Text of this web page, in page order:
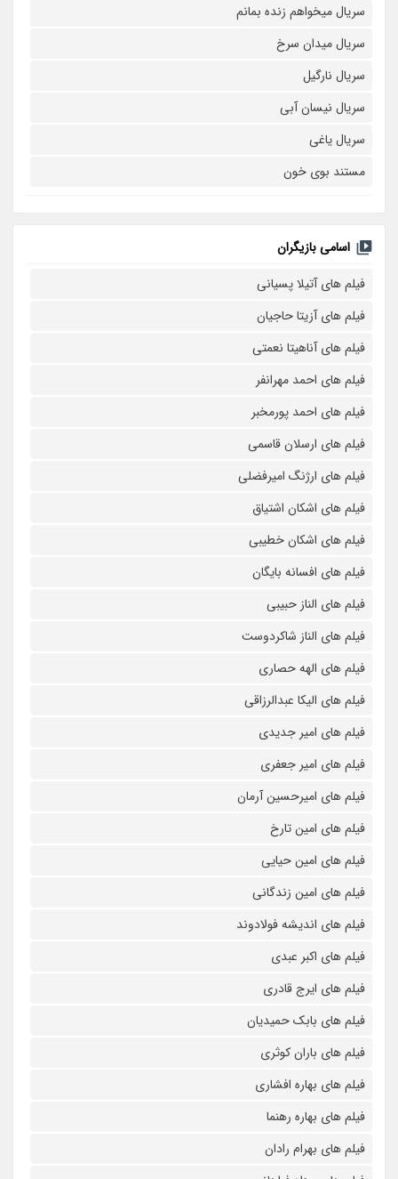
سریال میخواهم زنده بمانم
سریال میدان سرخ
سریال نارگیل
سریال نیسان آبی
سریال یاغی
مستند بوی خون
اسامی بازیگران
فیلم های آتیلا پسیانی
فیلم های آزیتا حاجیان
فیلم های آناهیتا نعمتی
فیلم های احمد مهرانفر
فیلم های احمد پورمخبر
فیلم های ارسلان قاسمی
فیلم های ارژنگ امیرفضلی
فیلم های اشکان اشتیاق
فیلم های اشکان خطیبی
فیلم های افسانه بایگان
فیلم های الناز حبیبی
فیلم های الناز شاکردوست
فیلم های الهه حصاری
فیلم های الیکا عبدالرزاقی
فیلم های امیر جدیدی
فیلم های امیر جعفری
فیلم های امیرحسین آرمان
فیلم های امین تارخ
فیلم های امین حیایی
فیلم های امین زندگانی
فیلم های اندیشه فولادوند
فیلم های اکبر عبدی
فیلم های ایرج قادری
فیلم های بابک حمیدیان
فیلم های باران کوثری
فیلم های بهاره افشاری
فیلم های بهاره رهنما
فیلم های بهرام رادان